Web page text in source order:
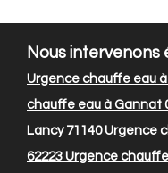
Nous intervenons
Urgence chauffe eau à
chauffe eau à Gannat
Lancy 71140Urgence
62223 Urgence